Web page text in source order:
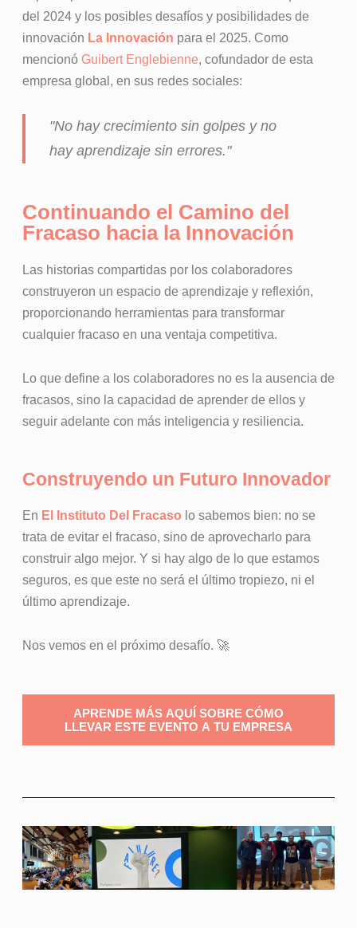
del 2024 y los posibles desafíos y posibilidades de
innovación La Innovación para el 2025. Como
mencionó Guibert Englebienne, cofundador de esta
empresa global, en sus redes sociales:
"No hay crecimiento sin golpes y no
hay aprendizaje sin errores."
Continuando el Camino del
Fracaso hacia la Innovación
Las historias compartidas por los colaboradores
construyeron un espacio de aprendizaje y reflexión,
proporcionando herramientas para transformar
cualquier fracaso en una ventaja competitiva.
Lo que define a los colaboradores no es la ausencia de
fracasos, sino la capacidad de aprender de ellos y
seguir adelante con más inteligencia y resiliencia.
Construyendo un Futuro Innovador
En El Instituto Del Fracaso lo sabemos bien: no se
trata de evitar el fracaso, sino de aprovecharlo para
construir algo mejor. Y si hay algo de lo que estamos
seguros, es que este no será el último tropiezo, ni el
último aprendizaje.
Nos vemos en el próximo desafío. 🚀
APRENDE MÁS AQUÍ SOBRE CÓMO
LLEVAR ESTE EVENTO A TU EMPRESA